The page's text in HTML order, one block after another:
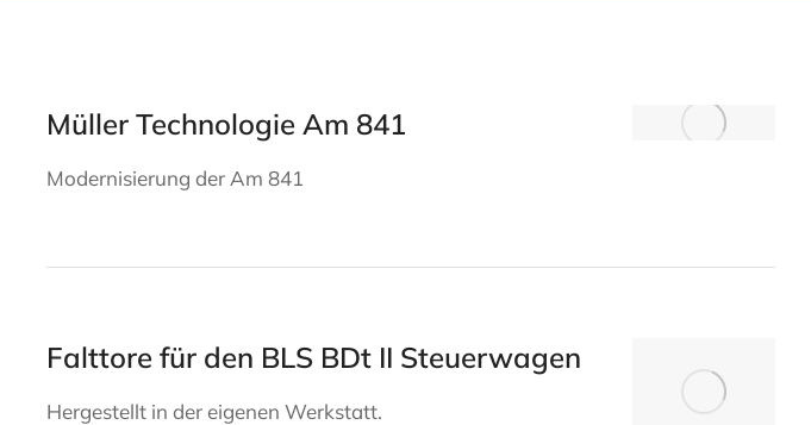
Müller Technologie Am 841
Modernisierung der Am 841
Falttore für den BLS BDt II Steuerwagen
Hergestellt in der eigenen Werkstatt.